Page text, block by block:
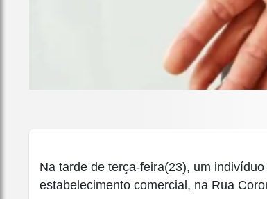
Na tarde de terça-feira(23), um
estabelecimento comercial, na Rua